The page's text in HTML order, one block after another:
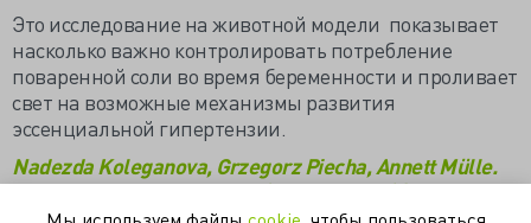
Это исследование на животной модели показывает
насколько важно контролировать потребление
поваренной соли во время беременности и проливает
свет на возможные механизмы развития
эссенциальной гипертензии.
Nadezda Koleganova, Grzegorz Piecha, Annett Mülle.
Am J Physiol Renal Physiol (May 18, 2011)/ Both High